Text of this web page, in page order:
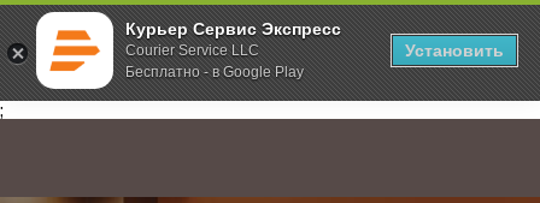
Курьер Сервис Экспресс
Courier Service LLC
Бесплатно - в Google Play
Установить
;
Главная О компании Новости Переезд офиса КСЭ Грозный